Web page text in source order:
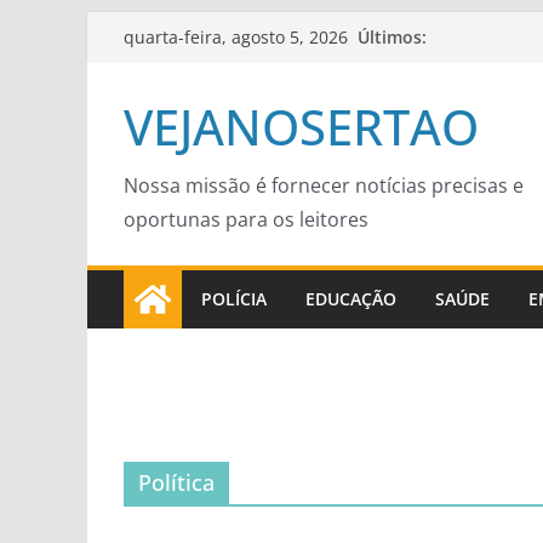
Pular
conteúdo
quarta-feira, agosto 5, 2026 Últimos:
VEJANOSERTAO
Nossa missão é fornecer notícias precisas e
oportunas para os leitores
POLÍCIA EDUCAÇÃO SAÚDE
Política